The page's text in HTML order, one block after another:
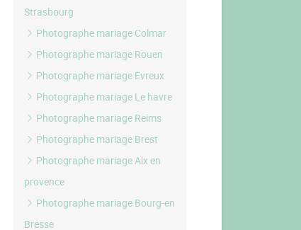
Strasbourg
Photographe mariage Colmar
Photographe mariage Rouen
Photographe mariage Evreux
Photographe mariage Le havre
Photographe mariage Reims
Photographe mariage Brest
Photographe mariage Aix en
provence
Photographe mariage Bourg-en
Bresse